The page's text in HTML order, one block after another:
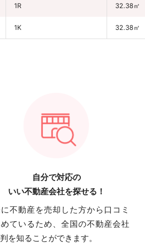
1R 32.38㎡
1K 32.38㎡
自分で対応の
いい不動産会社を探せる！
不動産を売却した方から口コミ
ているため、全国の不動産会社
を知ることができます。